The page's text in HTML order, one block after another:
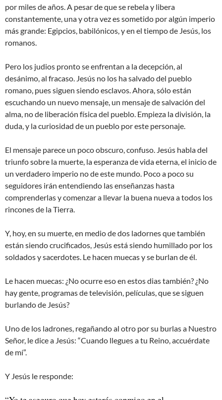
por miles de años. A pesar de que se rebela y libera
constantemente, una y otra vez es sometido por algún imperio
más grande: Egipcios, babilónicos, y en el tiempo de Jesús, los
romanos.
Pero los judios pronto se enfrentan a la decepción, al
desánimo, al fracaso. Jesús no los ha salvado del pueblo
romano, pues siguen siendo esclavos. Ahora, sólo están
escuchando un nuevo mensaje, un mensaje de salvación del
alma, no de liberación física del pueblo. Empieza la división, la
duda, y la curiosidad de un pueblo por este personaje.
El mensaje parece un poco obscuro, confuso. Jesús habla del
triunfo sobre la muerte, la esperanza de vida eterna, el inicio de
un verdadero imperio no de este mundo. Poco a poco su
seguidores irán entendiendo las enseñanzas hasta
comprenderlas y comenzar a llevar la buena nueva a todos los
rincones de la Tierra.
Y, hoy, en su muerte, en medio de dos ladornes que también
están siendo crucificados, Jesús está siendo humillado por los
soldados y sacerdotes. Le hacen muecas y se burlan de él.
Le hacen muecas: ¿No ocurre eso en estos dias también? ¿No
hay gente, programas de televisión, películas, que se siguen
burlando de Jesús?
Uno de los ladrones, regañando al otro por su burlas a Nuestro
Señor, le dice a Jesús: “Cuando llegues a tu Reino, accuérdate
de mí”.
Y Jesús le responde: